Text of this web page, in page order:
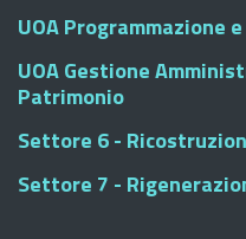
UOA Programmazione
UOA Gestione
Patrimonio
Settore 6 -
Settore 7 -